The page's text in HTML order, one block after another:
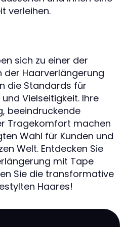
verleihen.
sich zu einer der
der Haarverlängerung
die Standards für
Vielseitigkeit. Ihre
beeindruckende
Tragekomfort machen
Wahl für Kunden und
Welt. Entdecken Sie
mit Tape
Sie die transformative
Haares!